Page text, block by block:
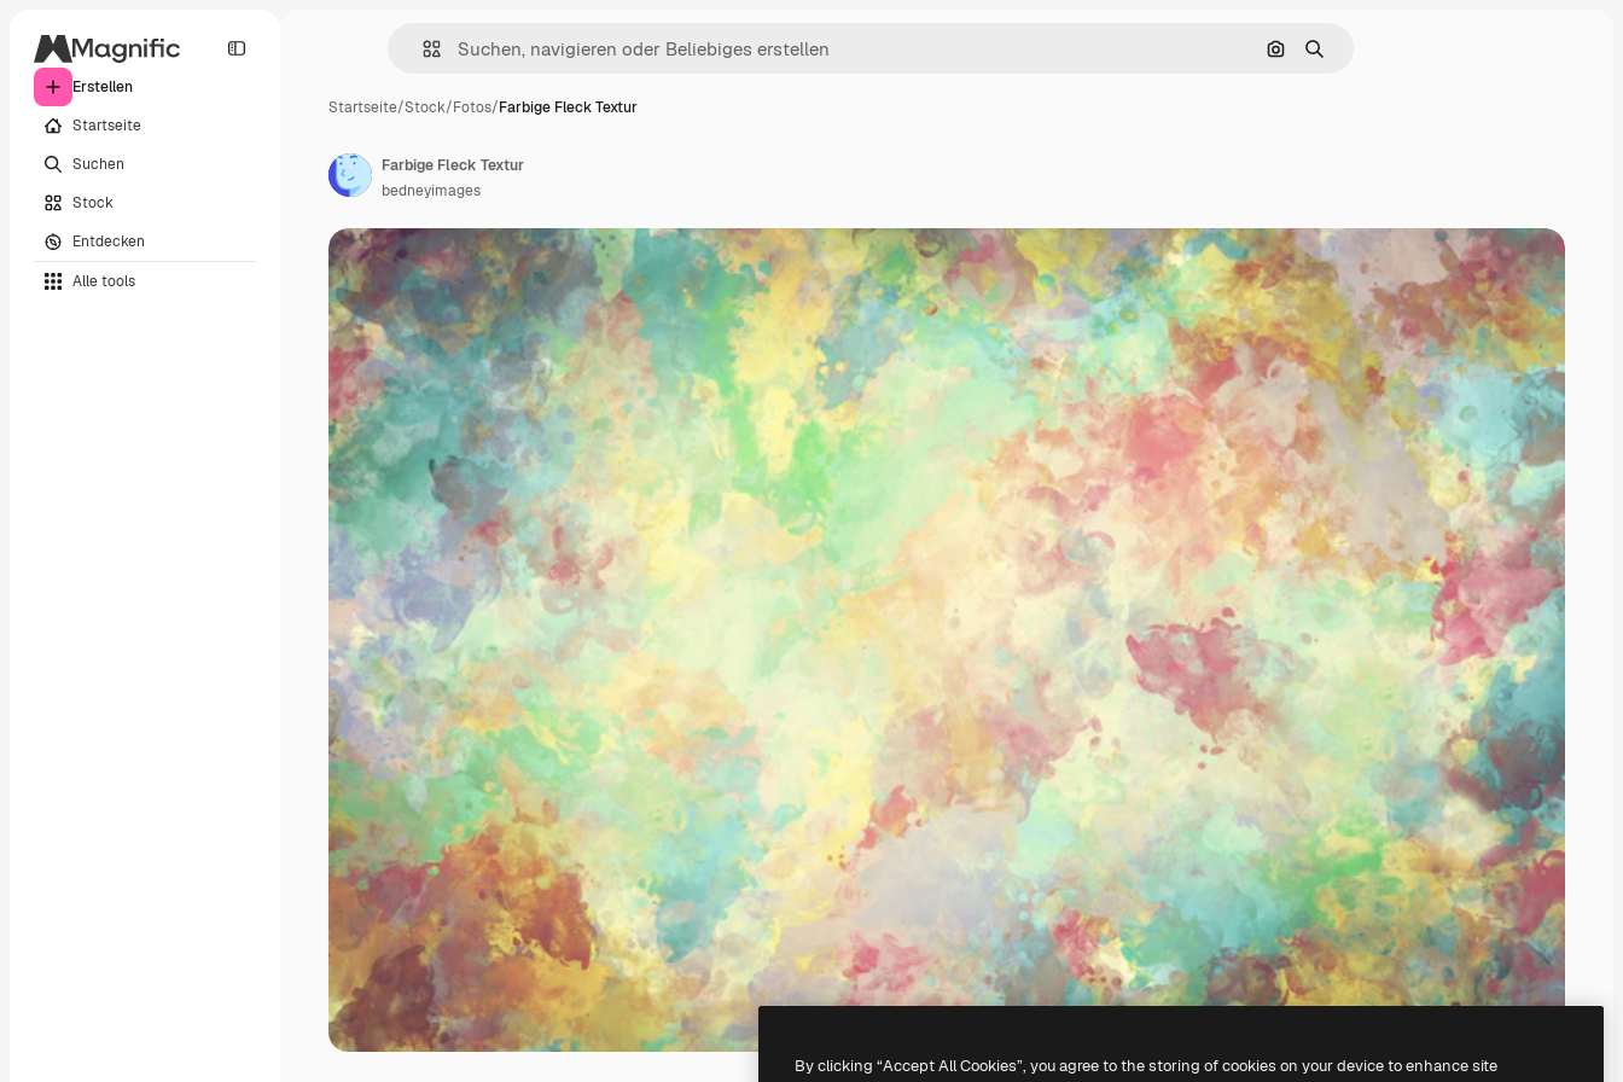
Erstellen
Startseite
Suchen
Stock
Entdecken
Alle tools
Nach Bild suchen
Suchen
Startseite/Stock/Fotos/Farbige Fleck Textur
Farbige Fleck Textur
bedneyimages
By clicking “Accept All Cookies”, you agree to the storing of cookies on your device to enhance site